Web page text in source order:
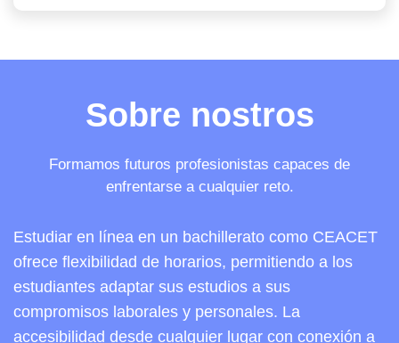
Sobre nostros
Formamos futuros profesionistas capaces de
enfrentarse a cualquier reto.
Estudiar en línea en un bachillerato como CEACET
ofrece flexibilidad de horarios, permitiendo a los
estudiantes adaptar sus estudios a sus
compromisos laborales y personales. La
accesibilidad desde cualquier lugar con conexión a